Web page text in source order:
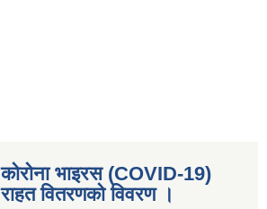
कोरोना भाइरस (COVID-19)
राहत वितरणको विवरण ।